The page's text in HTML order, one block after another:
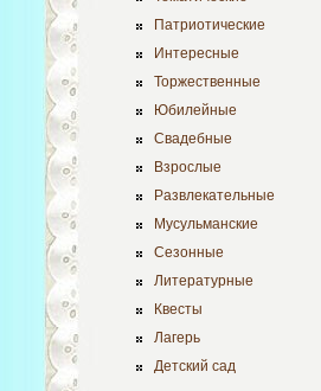
Патриотические
Интересные
Торжественные
Юбилейные
Свадебные
Взрослые
Развлекательные
Мусульманские
Сезонные
Литературные
Квесты
Лагерь
Детский сад